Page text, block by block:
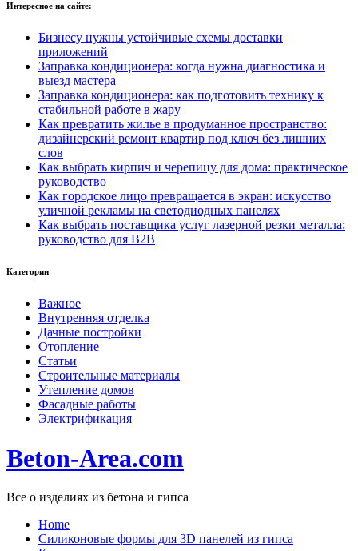
Интересное на сайте:
Бизнесу нужны устойчивые схемы доставки
приложений
Заправка кондиционера: когда нужна диагностика и
выезд мастера
Заправка кондиционера: как подготовить технику к
стабильной работе в жару
Как превратить жилье в продуманное пространство:
дизайнерский ремонт квартир под ключ без лишних
слов
Как выбрать кирпич и черепицу для дома: практическое
руководство
Как городское лицо превращается в экран: искусство
уличной рекламы на светодиодных панелях
Как выбрать поставщика услуг лазерной резки металла:
руководство для B2B
Категории
Важное
Внутренняя отделка
Дачные постройки
Отопление
Статьи
Строительные материалы
Утепление домов
Фасадные работы
Электрификация
Beton-Area.com
Все о изделиях из бетона и гипса
Home
Cиликоновые формы для 3D панелей из гипса